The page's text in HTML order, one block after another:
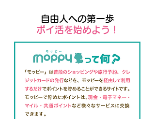
自由人への第一歩
​ポイ活を始めよう！